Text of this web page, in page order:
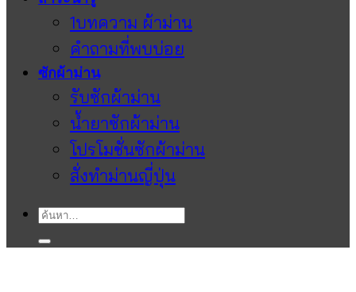
1บทความ ผ้าม่าน
คำถามที่พบบ่อย
ซักผ้าม่าน
รับซักผ้าม่าน
น้ำยาซักผ้าม่าน
โปรโมชั่นซักผ้าม่าน
สั่งทำม่านญี่ปุ่น
ค้นหา: